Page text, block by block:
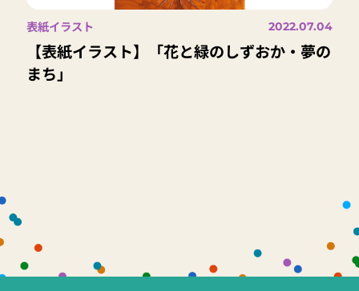
表紙イラスト 2022.07.04
【表紙イラスト】「花と緑のしずおか・夢の
まち」